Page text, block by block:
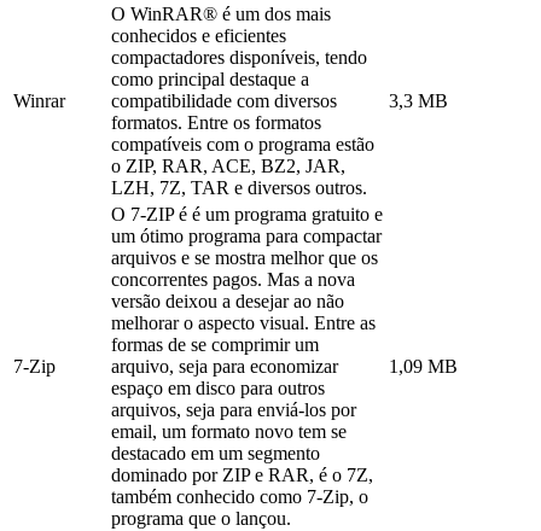
Winrar
O WinRAR® é um dos mais
conhecidos e eficientes
compactadores disponíveis, tendo
como principal destaque a
compatibilidade com diversos
formatos. Entre os formatos
compatíveis com o programa estão
o ZIP, RAR, ACE, BZ2, JAR,
LZH, 7Z, TAR e diversos outros.
3,3 MB
7-Zip
O 7-ZIP é é um programa gratuito e
um ótimo programa para compactar
arquivos e se mostra melhor que os
concorrentes pagos. Mas a nova
versão deixou a desejar ao não
melhorar o aspecto visual. Entre as
formas de se comprimir um
arquivo, seja para economizar
espaço em disco para outros
arquivos, seja para enviá-los por
email, um formato novo tem se
destacado em um segmento
dominado por ZIP e RAR, é o 7Z,
também conhecido como 7-Zip, o
programa que o lançou.
1,09 MB